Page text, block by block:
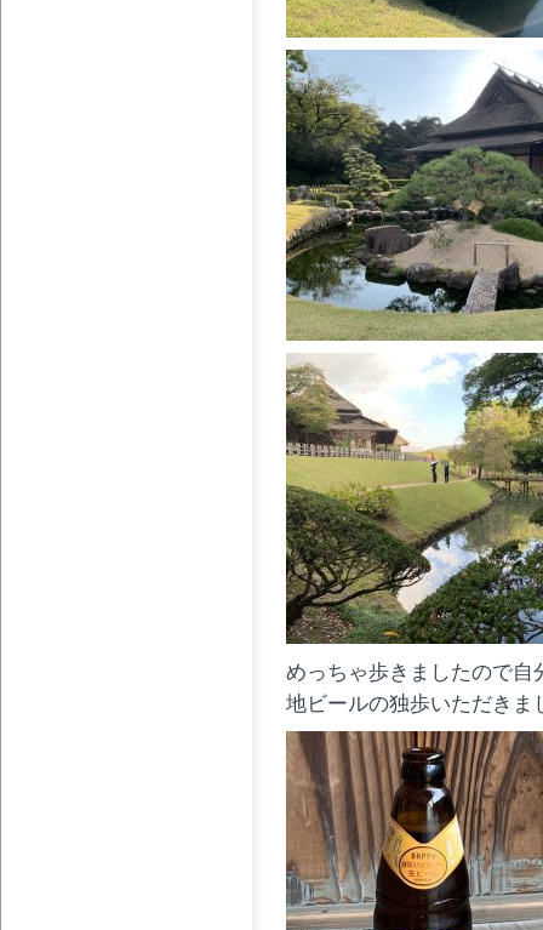
めっちゃ歩きましたので自
地ビールの独歩いただきま